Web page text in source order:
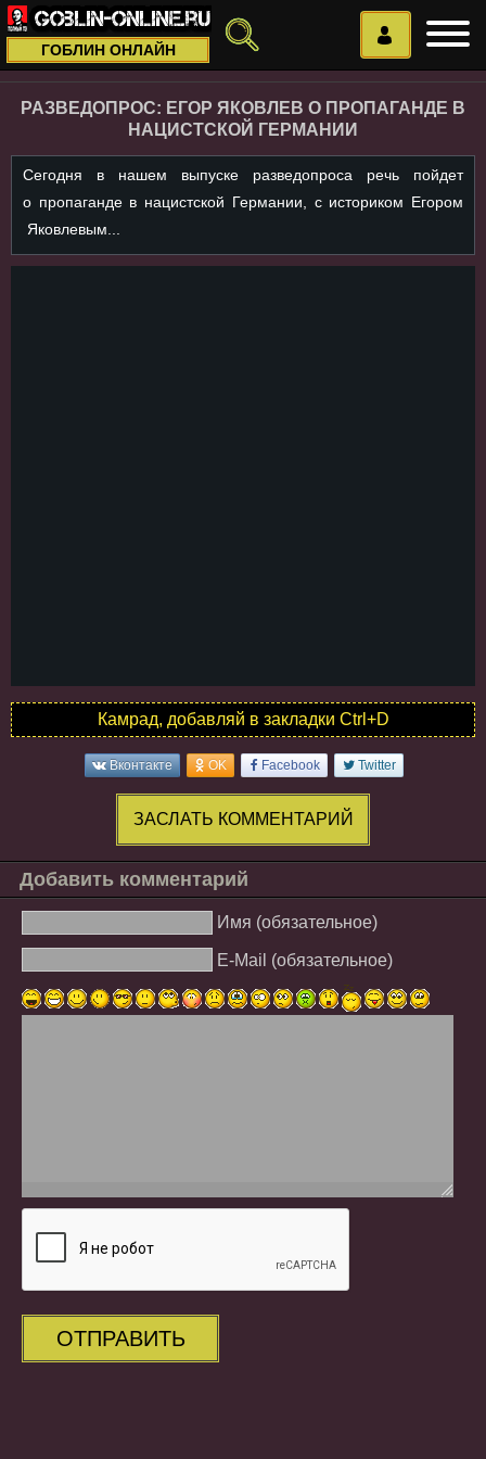
ГОБЛИН ОНЛАЙН
РАЗВЕДОПРОС: ЕГОР ЯКОВЛЕВ О ПРОПАГАНДЕ В
НАЦИСТСКОЙ ГЕРМАНИИ
Сегодня в нашем выпуске разведопроса речь пойдет
о пропаганде в нацистской Германии, с историком Егором
Яковлевым...
Камрад, добавляй в закладки Ctrl+D
Вконтакте OK Facebook Twitter
ЗАСЛАТЬ КОММЕНТАРИЙ
Добавить комментарий
Имя (обязательное)
E-Mail (обязательное)
ОТПРАВИТЬ